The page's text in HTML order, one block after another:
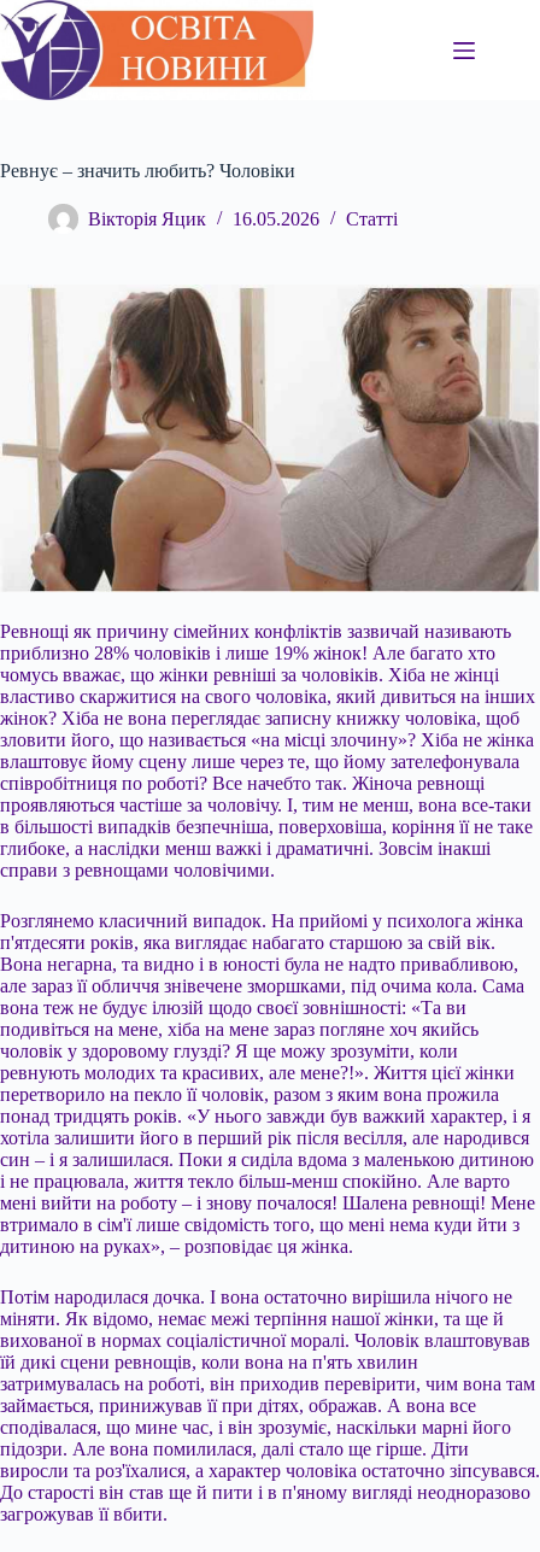
Перейти
до
вмісту
Ревнує – значить любить? Чоловіки
Вікторія Яцик 16.05.2026 Статті
Ревнощі як причину сімейних конфліктів зазвичай називають
приблизно 28% чоловіків і лише 19% жінок! Але багато хто
чомусь вважає, що жінки ревніші за чоловіків. Хіба не жінці
властиво скаржитися на свого чоловіка, який дивиться на інших
жінок? Хіба не вона переглядає записну книжку чоловіка, щоб
зловити його, що називається «на місці злочину»? Хіба не жінка
влаштовує йому сцену лише через те, що йому зателефонувала
співробітниця по роботі? Все начебто так. Жіноча ревнощі
проявляються частіше за чоловічу. І, тим не менш, вона все-таки
в більшості випадків безпечніша, поверховіша, коріння її не таке
глибоке, а наслідки менш важкі і драматичні. Зовсім інакші
справи з ревнощами чоловічими.
Розглянемо класичний випадок. На прийомі у психолога жінка
п'ятдесяти років, яка виглядає набагато старшою за свій вік.
Вона негарна, та видно і в юності була не надто привабливою,
але зараз її обличчя знівечене зморшками, під очима кола. Сама
вона теж не будує ілюзій щодо своєї зовнішності: «Та ви
подивіться на мене, хіба на мене зараз погляне хоч якийсь
чоловік у здоровому глузді? Я ще можу зрозуміти, коли
ревнують молодих та красивих, але мене?!». Життя цієї жінки
перетворило на пекло її чоловік, разом з яким вона прожила
понад тридцять років. «У нього завжди був важкий характер, і я
хотіла залишити його в перший рік після весілля, але народився
син – і я залишилася. Поки я сиділа вдома з маленькою дитиною
і не працювала, життя текло більш-менш спокійно. Але варто
мені вийти на роботу – і знову почалося! Шалена ревнощі! Мене
втримало в сім'ї лише свідомість того, що мені нема куди йти з
дитиною на руках», – розповідає ця жінка.
Потім народилася дочка. І вона остаточно вирішила нічого не
міняти. Як відомо, немає межі терпіння нашої жінки, та ще й
вихованої в нормах соціалістичної моралі. Чоловік влаштовував
їй дикі сцени ревнощів, коли вона на п'ять хвилин
затримувалась на роботі, він приходив перевірити, чим вона там
займається, принижував її при дітях, ображав. А вона все
сподівалася, що мине час, і він зрозуміє, наскільки марні його
підозри. Але вона помилилася, далі стало ще гірше. Діти
виросли та роз'їхалися, а характер чоловіка остаточно зіпсувався.
До старості він став ще й пити і в п'яному вигляді неодноразово
загрожував її вбити.